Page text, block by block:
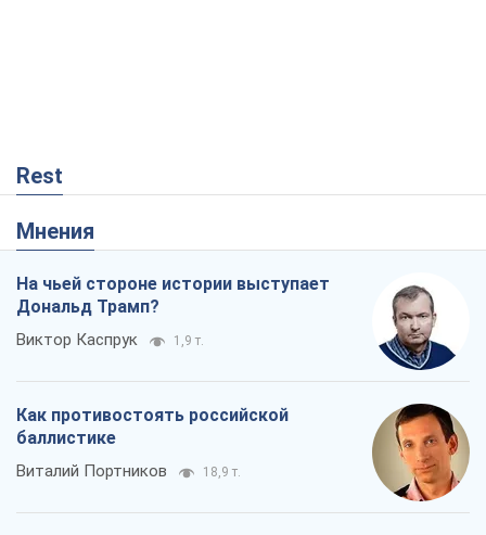
Rest
Мнения
На чьей стороне истории выступает
Дональд Трамп?
Виктор Каспрук 1,9 т.
Как противостоять российской
баллистике
Виталий Портников 18,9 т.